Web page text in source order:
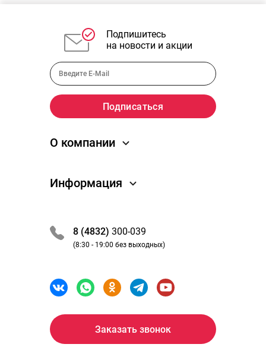
Подпишитесь
на новости и акции
8 (4832) 300-039
(8:30 - 19:00 без выходных)
Заказать звонок
О компании
Новости
Преимущества
Вакансии
Политика Конфиденциальности
Информация
Обработка заказа
Оплата и получение
Бонусная программа
Где мой заказ
Возврат товара